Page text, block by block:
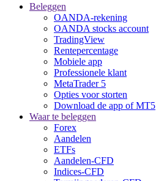
Beleggen
OANDA-rekening
OANDA stocks account
TradingView
Rentepercentage
Mobiele app
Professionele klant
MetaTrader 5
Opties voor storten
Download de app of MT5
Waar te beleggen
Forex
Aandelen
ETFs
Aandelen-CFD
Indices-CFD